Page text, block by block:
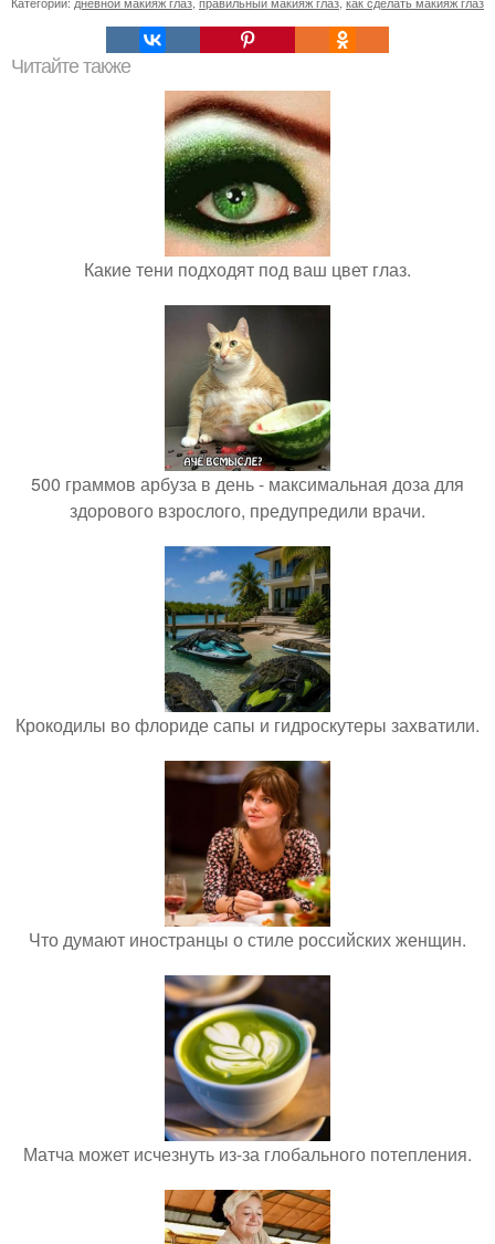
Читайте также
Какие тени подходят под ваш цвет глаз.
500 граммов арбуза в день - максимальная доза для
здорового взрослого, предупредили врачи.
Крокодилы во флориде сапы и гидроскутеры захватили.
Что думают иностранцы о стиле российских женщин.
Матча может исчезнуть из-за глобального потепления.